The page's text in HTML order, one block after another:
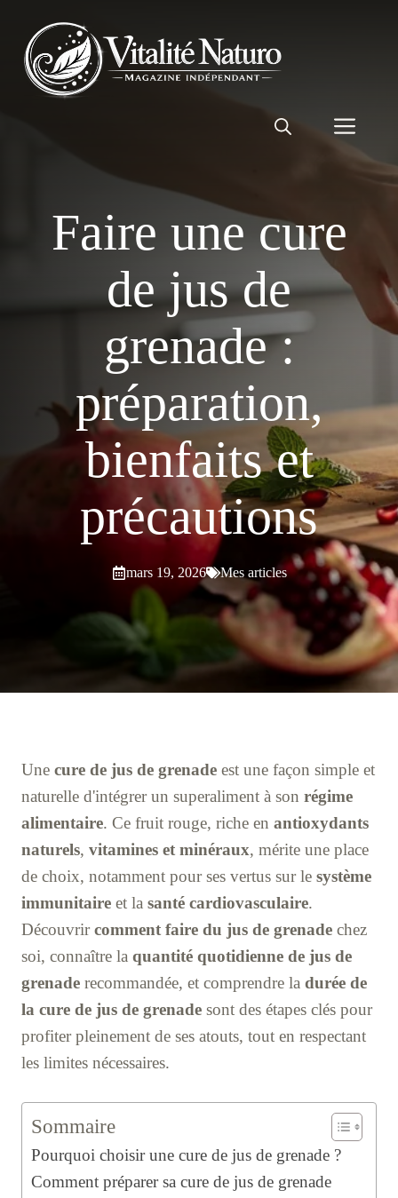
contenu
Faire une cure
de jus de
grenade :
préparation,
bienfaits et
précautions
mars 19, 2026 Mes articles
Une cure de jus de grenade est une façon simple et
naturelle d'intégrer un superaliment à son régime
alimentaire. Ce fruit rouge, riche en antioxydants
naturels, vitamines et minéraux, mérite une place
de choix, notamment pour ses vertus sur le système
immunitaire et la santé cardiovasculaire.
Découvrircomment faire du jus de grenade chez
soi, connaître la quantité quotidienne de jus de
grenade recommandée, et comprendre la durée de
la cure de jus de grenade sont des étapes clés pour
profiter pleinement de ses atouts, tout en respectant
les limites nécessaires.
Sommaire
Pourquoi choisir une cure de jus de grenade ?
Comment préparer sa cure de jus de grenade